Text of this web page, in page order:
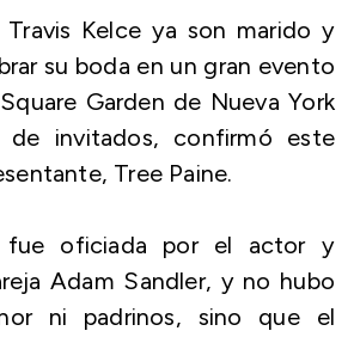
Kelce ya son marido y
su boda en un gran evento
Garden de Nueva York
de invitados, confirmó este
Tree Paine.
fue oficiada por el actor y
Adam Sandler, y no hubo
ni padrinos, sino que el